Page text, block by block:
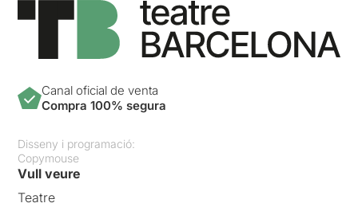
Canal oficial de venta
Compra 100% segura
Disseny i programació:
Copymouse
Vull veure
Teatre